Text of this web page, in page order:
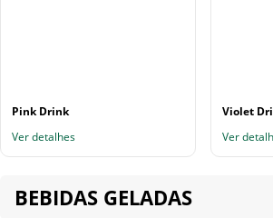
Pink Drink
Ver detalhes
Violet
Ver
BEBIDAS GELADAS